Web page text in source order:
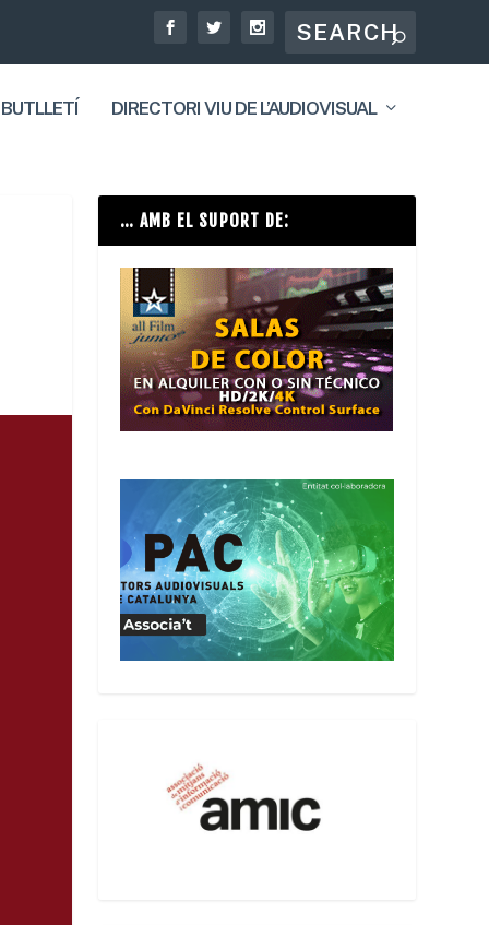
DIRECTORI VIU DE L’AUDIOVISUAL
… AMB EL SUPORT DE: